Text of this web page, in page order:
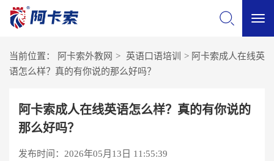
当前位置： 阿卡索外教网 > 英语口语培训 > 阿卡索成人在线英
语怎么样？真的有你说的那么好吗？
阿卡索成人在线英语怎么样？真的有你说的
那么好吗？
发布时间：2026年05月13日 11:55:39